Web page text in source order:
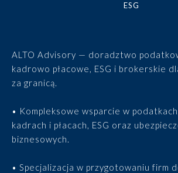
ESG
ALTO Advisory — doradztwo
kadrowo płacowe, ESG i brokerskie
za granicą.
• Kompleksowe wsparcie w
kadrach i płacach, ESG oraz
biznesowych.
• Specjalizacja w przygotowaniu firm